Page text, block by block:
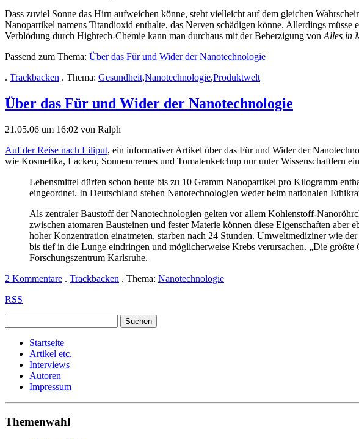
Dass zuviel Sonne das Hirn aufweichen könne, steht vielleicht auf dem gleichen
Nanopartikel namens Titandioxid enthalte, das Nerven schädigen könne. Allerdings
Verblödung durch Hightech-Chemie kann man durchaus mit der Beherzigung von Alles in
Passend zum Thema: Über das Für und Wider der Nanotechnologie
. Trackbacken . Thema: Gesundheit,Nanotechnologie,Produktwelt
Über das Für und Wider der Nanotechnologie
21.05.06 um 16:02 von Ralph
Auf der Reise nach Liliput, ein informativer Artikel über das Für und Wider der
wie Kosmetika, Lacken, Sonnencremes und Tomatenketchup nur unter Wissenschaftlern
Lebensmittel dürfen schon heute bis zu 10 Gramm Nanopartikel pro Kilogramm
eingeordnet. In Deutschland stehen Nanotechnologien weder beim nationalen
Als zentraler Baustoff der Nanotechnologien gelten vor allem Kohlenstoff-
zwischen atomaren Bausteinen und fester Materie können diese Eigenschaften
hoher Konzentration einatmeten, starben nach 24 Stunden. Umweltmediziner wie
bis tief in die Lunge eindringen und möglicherweise Krebs verursachen. „Die
Forschungszentrum Karlsruhe.
2 Kommentare . Trackbacken . Thema: Nanotechnologie
RSS
Startseite
Artikel etc.
Interviews
Autoren
Impressum
Themenwahl